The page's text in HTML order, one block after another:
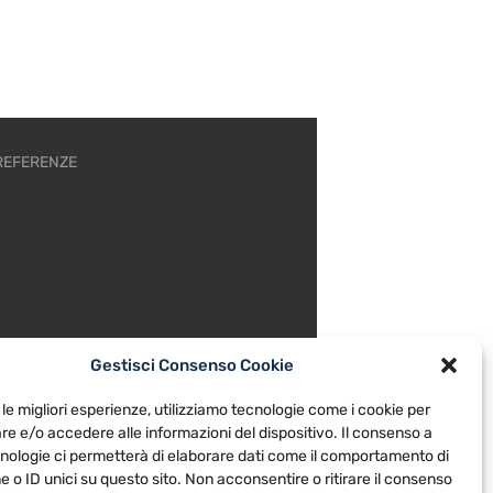
Gestisci Consenso Cookie
migliori esperienze, utilizziamo tecnologie come i cookie per
e/o accedere alle informazioni del dispositivo. Il consenso a
ci permetterà di elaborare dati come il comportamento di
o ID unici su questo sito. Non acconsentire o ritirare il consenso